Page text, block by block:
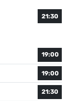
21:30
19:00
19:00
21:30